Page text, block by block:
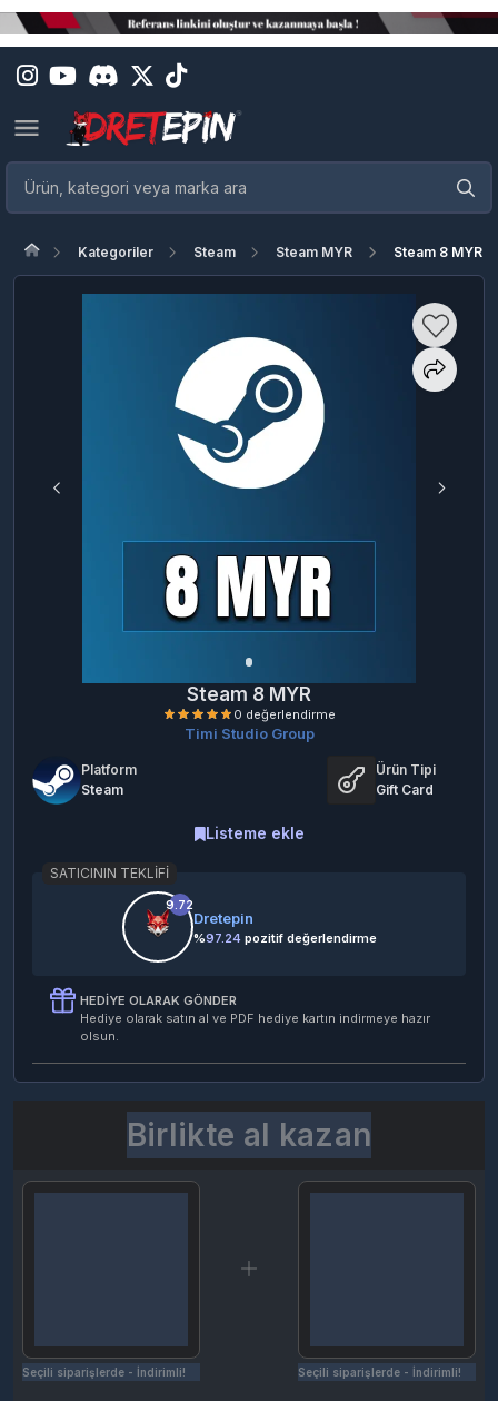
Kategoriler Steam Steam MYR Steam 8 MYR
Steam 8 MYR
Timi Studio Group
Platform
Steam
Ürün Tipi
Gift Card
Listeme ekle
SATICININ TEKLIFI
9.72
Dretepin
%97.24pozitif değerlendirme
HEDIYE OLARAK GÖNDER
Hediye olarak satın al ve PDF hediye kartın indirmeye hazır
olsun.
Birlikte al kazan
Seçili siparişlerde - İndirimli! Seçili siparişlerde - İndirimli!